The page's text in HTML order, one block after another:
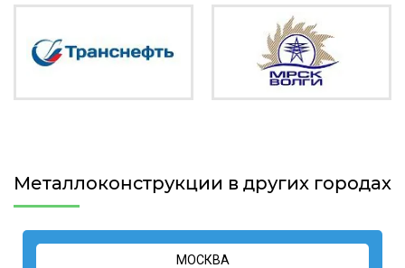
Металлоконструкции в других городах
МОСКВА